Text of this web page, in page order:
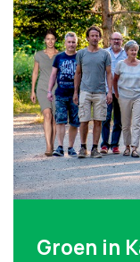
Groen in